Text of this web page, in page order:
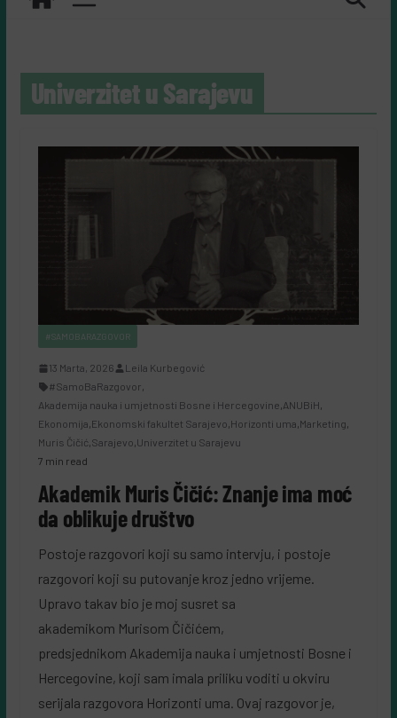
Univerzitet u Sarajevu
#SAMOBARAZGOVOR
13 Marta, 2026
Leila Kurbegović
#SamoBaRazgovor,
Akademija nauka i umjetnosti Bosne i Hercegovine,ANUBiH,
Ekonomija,Ekonomski fakultet Sarajevo,Horizonti uma,Marketing,
Muris Čičić,Sarajevo,Univerzitet u Sarajevu
7 min read
Akademik Muris Čičić: Znanje ima moć
da oblikuje društvo
Postoje razgovori koji su samo intervju, i postoje
razgovori koji su putovanje kroz jedno vrijeme.
Upravo takav bio je moj susret sa
akademikom Murisom Čičićem,
predsjednikom Akademija nauka i umjetnosti Bosne i
Hercegovine, koji sam imala priliku voditi u okviru
serijala razgovora Horizonti uma. Ovaj razgovor je,